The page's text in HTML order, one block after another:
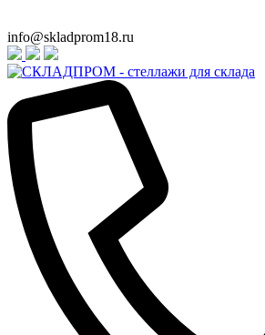
info@skladprom18.ru